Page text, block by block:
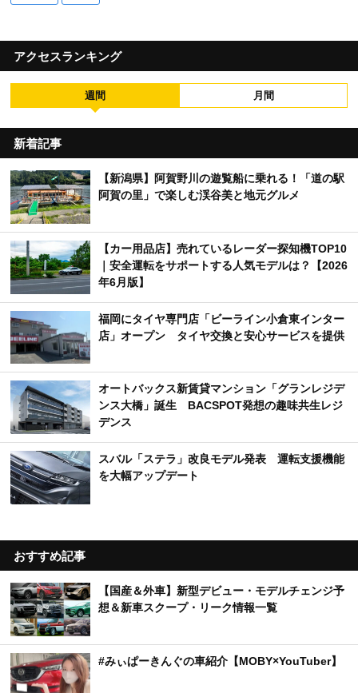
アクセスランキング
週間 月間
新着記事
【新潟県】阿賀野川の遊覧船に乗れる！「道の駅
阿賀の里」で楽しむ渓谷美と地元グルメ
【カー用品店】売れているレーダー探知機TOP10
｜安全運転をサポートする人気モデルは？【2026
年6月版】
福岡にタイヤ専門店「ビーライン小倉東インター
店」オープン タイヤ交換と安心サービスを提供
オートバックス新賃貸マンション「グランレジデ
ンス大橋」誕生 BACSPOT発想の趣味共生レジ
デンス
スバル「ステラ」改良モデル発表 運転支援機能
を大幅アップデート
おすすめ記事
【国産＆外車】新型デビュー・モデルチェンジ予
想＆新車スクープ・リーク情報一覧
#みぃぱーきんぐの車紹介【MOBY×YouTuber】